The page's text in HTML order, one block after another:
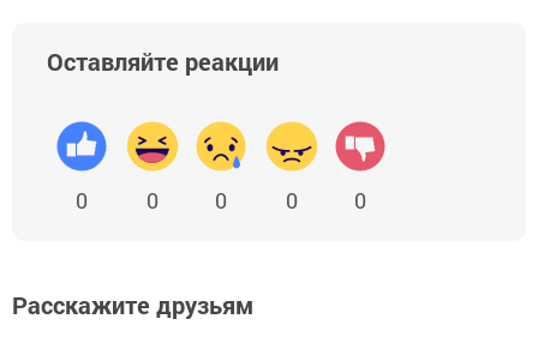
Оставляйте реакции
0 0 0 0 0
Расскажите друзьям